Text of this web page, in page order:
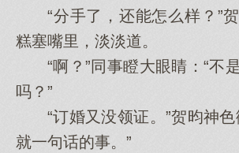
“分手了，还能怎么样？”贺
糕塞嘴里，淡淡道。
“啊？”同事瞪大眼睛：“不
吗？”
“订婚又没领证。”贺昀神色
就一句话的事。”